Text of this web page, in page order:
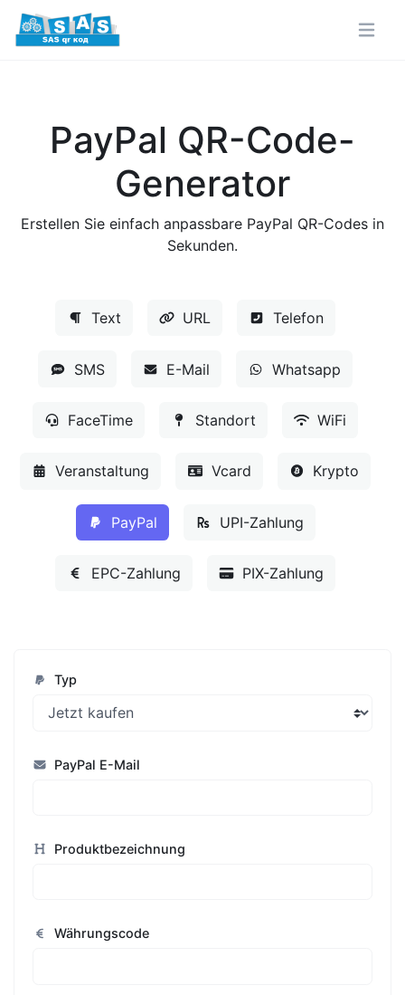
PayPal QR-Code-
Generator
Erstellen Sie einfach anpassbare PayPal QR-Codes in
Sekunden.
Text URL Telefon
SMS E-Mail Whatsapp
FaceTime Standort WiFi
Veranstaltung Vcard Krypto
PayPal UPI-Zahlung
EPC-Zahlung PIX-Zahlung
Typ
PayPal E-Mail
Produktbezeichnung
Währungscode